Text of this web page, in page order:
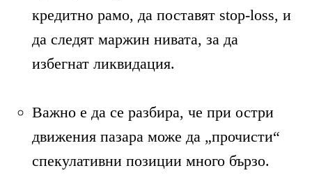
кредитно рамо, да поставят stop-loss, и
да следят маржин нивата, за да
избегнат ликвидация.
Важно е да се разбира, че при остри
движения пазара може да „прочисти“
спекулативни позиции много бързо.